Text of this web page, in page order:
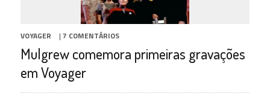
VOYAGER | 7 COMENTÁRIOS
Mulgrew comemora primeiras gravações
em Voyager